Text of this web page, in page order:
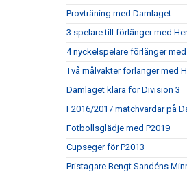
Provträning med Damlaget
3 spelare till förlänger med
4 nyckelspelare förlänger
Två målvakter förlänger med
Damlaget klara för Division 3
F2016/2017 matchvärdar på
Fotbollsglädje med P2019
Cupseger för P2013
Pristagare Bengt Sandéns